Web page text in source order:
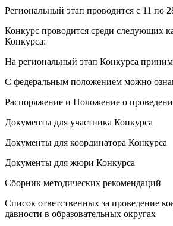
Региональный этап проводится с 11 по
Конкурс проводится среди следующих
Конкурса:
На региональный этап Конкурса
С федеральным положением можно
Распоряжение и Положение о
Документы для участника Конкурса
Документы для координатора Конкурса
Документы для жюри Конкурса
Сборник методических рекомендаций
Список ответственных за проведение
давности в образовательных округах